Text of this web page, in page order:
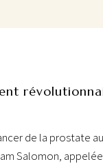
de la prostate
Salomon,